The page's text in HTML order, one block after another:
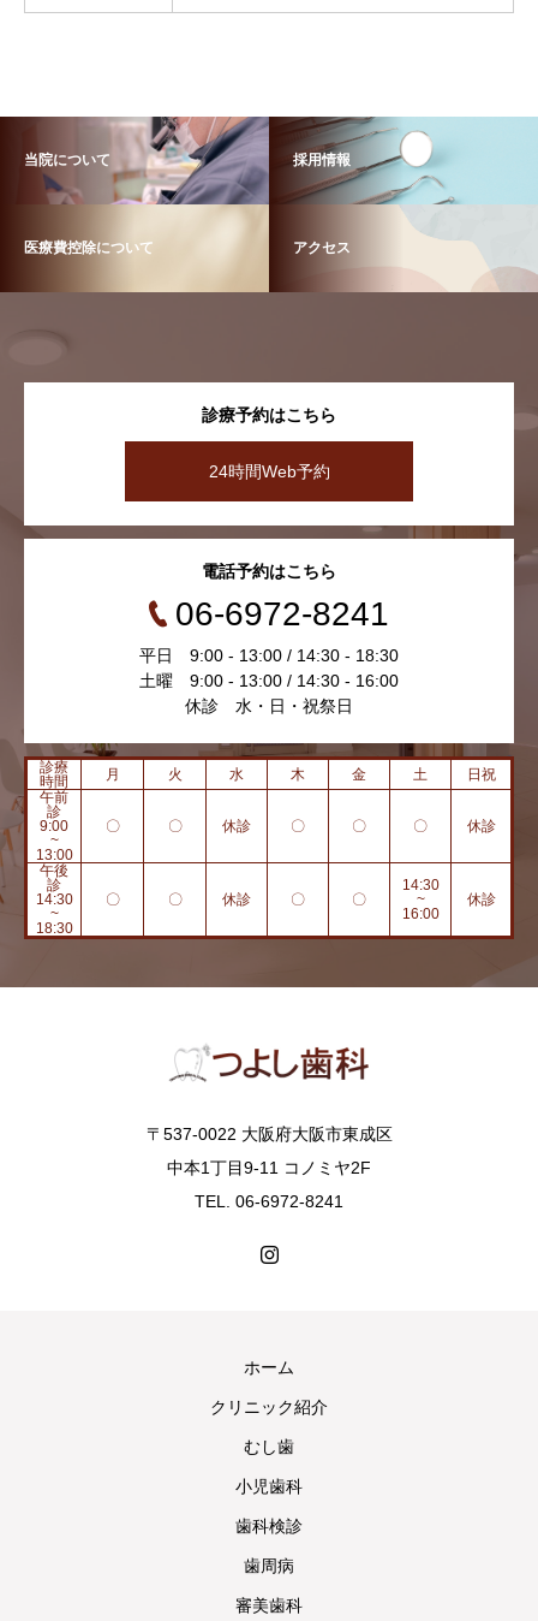
当院について 採用情報
医療費控除について アクセス
診療予約はこちら
24時間Web予約
電話予約はこちら
06-6972-8241
平日 9:00 - 13:00 / 14:30 - 18:30
土曜 9:00 - 13:00 / 14:30 - 16:00
休診 水・日・祝祭日
診療
時間
月 火 水 木 金 土
日祝
午前
診
9:00
~
13:00
〇 〇 休診 〇 〇 〇 休診
午後
診
14:30
~
18:30
〇 〇 休診 〇 〇
14:30
~
16:00
休診
〒537-0022 大阪府大阪市東成区
中本1丁目9-11 コノミヤ2F
TEL. 06-6972-8241
ホーム
クリニック紹介
むし歯
小児歯科
歯科検診
歯周病
審美歯科